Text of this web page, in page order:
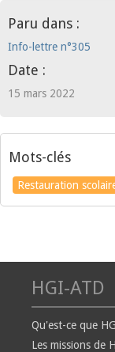
Paru dans :
Info-lettre n°305
Date :
15 mars 2022
Mots-clés
Restauration
HGI-ATD
Qu'est-ce que
Les missions de